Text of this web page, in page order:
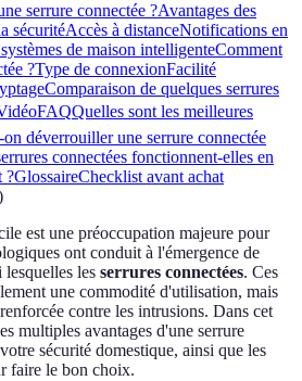
serrure connectée ?Avantages des
sécuritéAccès à distanceNotifications en
de maison intelligenteComment
?Type de connexionFacilité
Comparaison de quelques serrures
FAQQuelles sont les meilleures
on déverrouiller une serrure connectée
connectées fonctionnent-elles en
?GlossaireChecklist avant achat
est une préoccupation majeure pour
ont conduit à l'émergence de
les serrures connectées. Ces
une commodité d'utilisation, mais
contre les intrusions. Dans cet
multiples avantages d'une serrure
sécurité domestique, ainsi que les
faire le bon choix.